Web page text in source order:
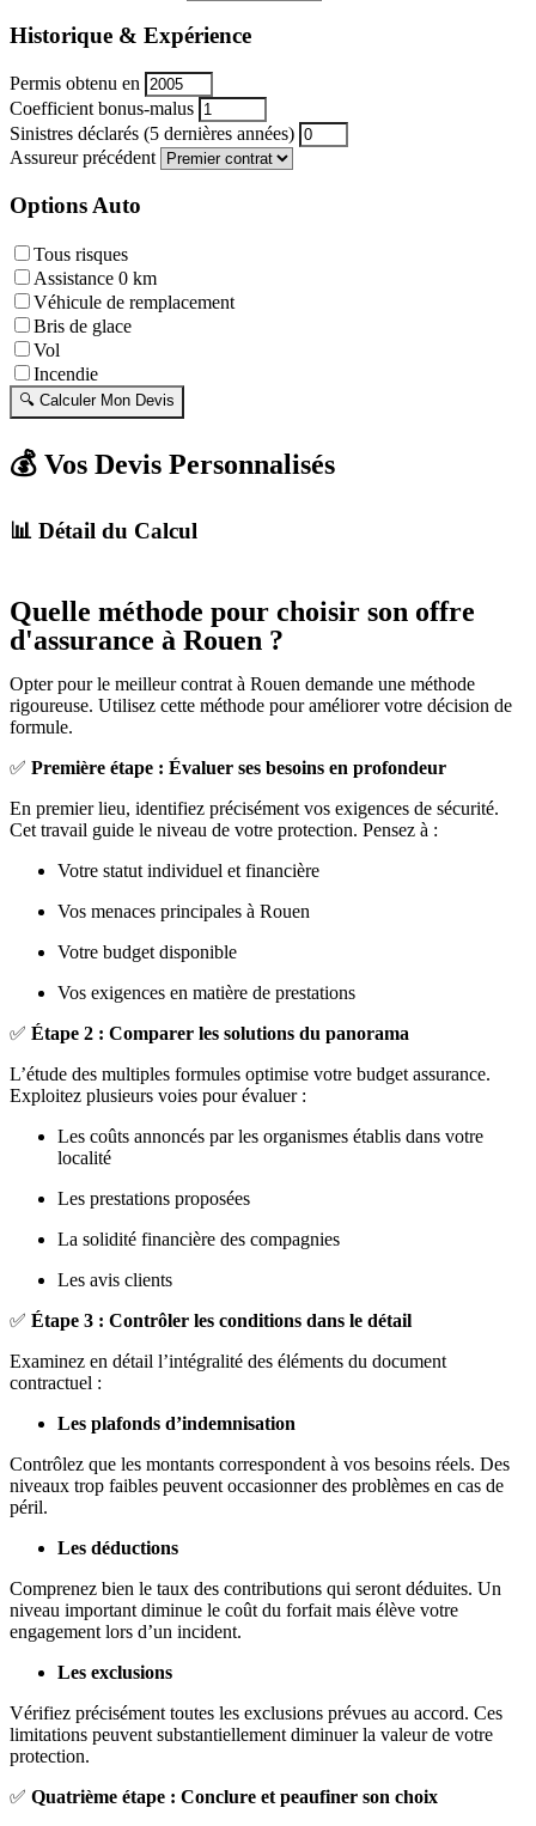
Historique & Expérience
Permis obtenu en
Coefficient bonus-malus
Sinistres déclarés (5 dernières années)
Assureur précédent
Options Auto
Tous risques
Assistance 0 km
Véhicule de remplacement
Bris de glace
Vol
Incendie
🔍 Calculer Mon Devis
💰 Vos Devis Personnalisés
📊 Détail du Calcul
Quelle méthode pour choisir son offre
d'assurance à Rouen ?
Opter pour le meilleur contrat à Rouen demande une méthode
rigoureuse. Utilisez cette méthode pour améliorer votre décision de
formule.
✅ Première étape : Évaluer ses besoins en profondeur
En premier lieu, identifiez précisément vos exigences de sécurité.
Cet travail guide le niveau de votre protection. Pensez à :
Votre statut individuel et financière
Vos menaces principales à Rouen
Votre budget disponible
Vos exigences en matière de prestations
✅ Étape 2 : Comparer les solutions du panorama
L’étude des multiples formules optimise votre budget assurance.
Exploitez plusieurs voies pour évaluer :
Les coûts annoncés par les organismes établis dans votre
localité
Les prestations proposées
La solidité financière des compagnies
Les avis clients
✅ Étape 3 : Contrôler les conditions dans le détail
Examinez en détail l’intégralité des éléments du document
contractuel :
Les plafonds d’indemnisation
Contrôlez que les montants correspondent à vos besoins réels. Des
niveaux trop faibles peuvent occasionner des problèmes en cas de
péril.
Les déductions
Comprenez bien le taux des contributions qui seront déduites. Un
niveau important diminue le coût du forfait mais élève votre
engagement lors d’un incident.
Les exclusions
Vérifiez précisément toutes les exclusions prévues au accord. Ces
limitations peuvent substantiellement diminuer la valeur de votre
protection.
✅ Quatrième étape : Conclure et peaufiner son choix